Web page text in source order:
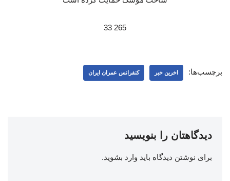
265 33
برچسب‌ها: اخرین خبر کنفرانس عمران ایران
دیدگاهتان را بنویسید
برای نوشتن دیدگاه باید وارد بشوید.